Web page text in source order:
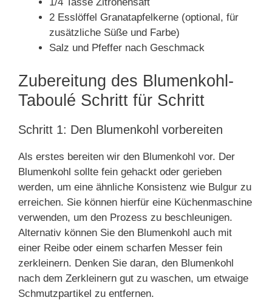
2 Esslöffel Granatapfelkerne (optional, für
zusätzliche Süße und Farbe)
Salz und Pfeffer nach Geschmack
Zubereitung des Blumenkohl-
Taboulé Schritt für Schritt
Schritt 1: Den Blumenkohl vorbereiten
Als erstes bereiten wir den Blumenkohl vor. Der
Blumenkohl sollte fein gehackt oder gerieben
werden, um eine ähnliche Konsistenz wie Bulgur zu
erreichen. Sie können hierfür eine Küchenmaschine
verwenden, um den Prozess zu beschleunigen.
Alternativ können Sie den Blumenkohl auch mit
einer Reibe oder einem scharfen Messer fein
zerkleinern. Denken Sie daran, den Blumenkohl
nach dem Zerkleinern gut zu waschen, um etwaige
Schmutzpartikel zu entfernen.